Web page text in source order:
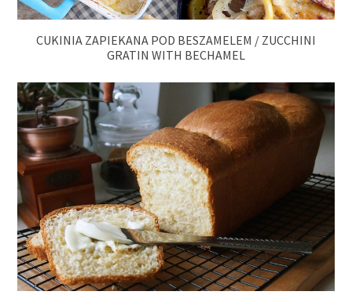
CUKINIA ZAPIEKANA POD BESZAMELEM / ZUCCHINI
GRATIN WITH BECHAMEL